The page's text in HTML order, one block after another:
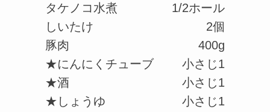
タケノコ水煮
しいたけ
豚肉
★にんにくチューブ
★酒
★しょうゆ
1/2ホール
2個
400g
小さじ1
小さじ1
小さじ1